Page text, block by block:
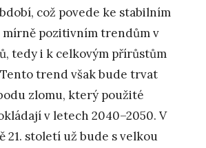
což povede ke stabilním
mírně pozitivním trendům v
tedy i k celkovým přírůstům
trend však bude trvat
zlomu, který použité
v letech 2040–2050. V
21. století už bude s velkou